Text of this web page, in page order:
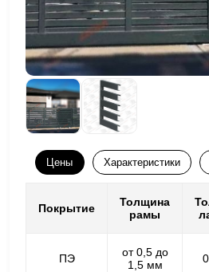
Цены Характеристики
Покрытие
Толщина
рамы
ПЭ
от 0,5 до
1,5 мм